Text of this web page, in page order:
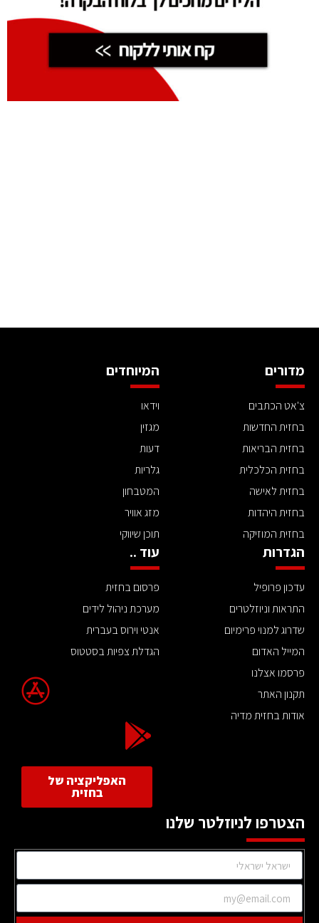
מדורים
צ'אט הכתבים
בחזית החדשות
בחזית הבריאות
בחזית הכלכלית
בחזית לאישה
בחזית היהדות
בחזית המוזיקה
המיוחדים
וידאו
מגזין
דעות
גלריות
המטבחון
מזג אוויר
תוכן שיווקי
הגדרות
עדכון פרופיל
התראות וניוזלטרים
שדרוג למנוי פרימיום
המייל האדום
פרסמו אצלנו
תקנון האתר
אודות בחזית מדיה
עוד ..
פרסום בחזית
מערכת ניהול לידים
אנטי וירוס בעברית
הגדלת צפיות בסטטוס
האפליקציה של
בחזית
הצטרפו לניוזלטר שלנו